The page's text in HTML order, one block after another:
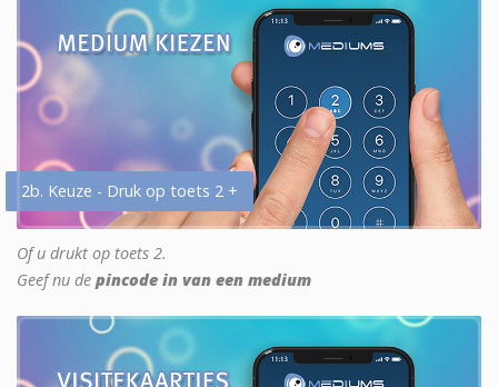
2b. Keuze - Druk op toets 2 +
Of u drukt op toets 2.
Geef nu de pincode in van een medium